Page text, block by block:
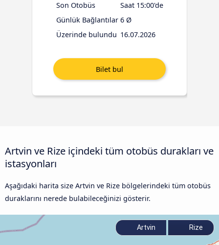
Son Otobüs
Saat 15:00'de
Günlük Bağlantılar 6 Ø
Üzerinde bulundu 16.07.2026
Artvin ve Rize içindeki tüm otobüs durakları ve
istasyonları
Aşağıdaki harita size Artvin ve Rize bölgelerindeki tüm otobüs
duraklarını nerede bulabileceğinizi gösterir.
Artvin Rize